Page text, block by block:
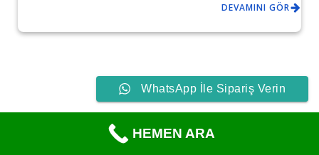
DEVAMINI GÖR
© 2026 BMW&Mini Yedek Parça Satışı – Aynı Gün Teslim.
Created with
using WordPress and
WhatsApp İle Sipariş Verin
HEMEN ARA